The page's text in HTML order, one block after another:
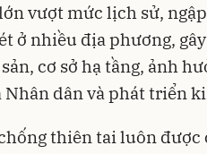
vượt mức lịch sử,
ở nhiều địa phương,
cơ sở hạ tầng, ảnh
Nhân dân và phát triển
thiên tai luôn